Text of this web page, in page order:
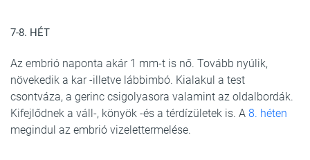
7-8. HÉT
Az embrió naponta akár 1 mm-t is nő. Tovább nyúlik,
növekedik a kar -illetve lábbimbó. Kialakul a test
csontváza, a gerinc csigolyasora valamint az oldalbordák.
Kifejlődnek a váll-, könyök -és a térdízületek is. A 8. héten
megindul az embrió vizelettermelése.